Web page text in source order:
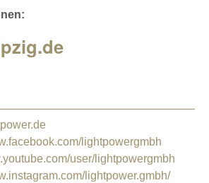
lightpowergmbh
user/lightpowergmbh
lightpower.gmbh/